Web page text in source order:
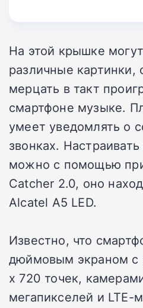
На этой крышке
различные
мерцать в такт
смартфоне музыке.
умеет уведомлять о
звонках.
можно с помощью
Catcher 2.0, оно
Alcatel A5 LED.
Известно, что
дюймовым экраном с
х 720 точек,
мегапикселей и LTE-